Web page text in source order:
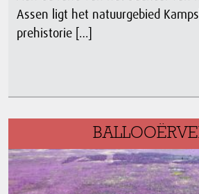
Assen ligt het natuurgebied
prehistorie […]